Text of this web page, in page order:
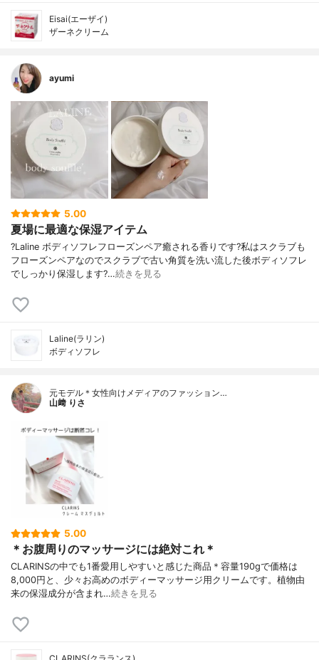
Eisai(エーザイ)
ザーネクリーム
ayumi
5.00
夏場に最適な保湿アイテム
?Laline ボディソフレフローズンペア癒される香りです?私はスクラブも
フローズンペアなのでスクラブで古い角質を洗い流した後ボディソフレ
でしっかり保湿します?…続きを見る
Laline(ラリン)
ボディソフレ
元モデル＊女性向けメディアのファッション…
山﨑 りさ
5.00
＊お腹周りのマッサージには絶対これ＊
CLARINSの中でも1番愛用しやすいと感じた商品＊容量190gで価格は
8,000円と、少々お高めのボディーマッサージ用クリームです。植物由
来の保湿成分が含まれ…続きを見る